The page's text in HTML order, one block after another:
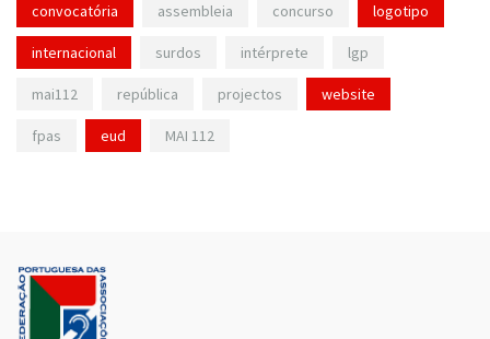
convocatória assembleia concurso logotipo
internacional surdos intérprete lgp
mai112 república projectos website
fpas eud MAI 112